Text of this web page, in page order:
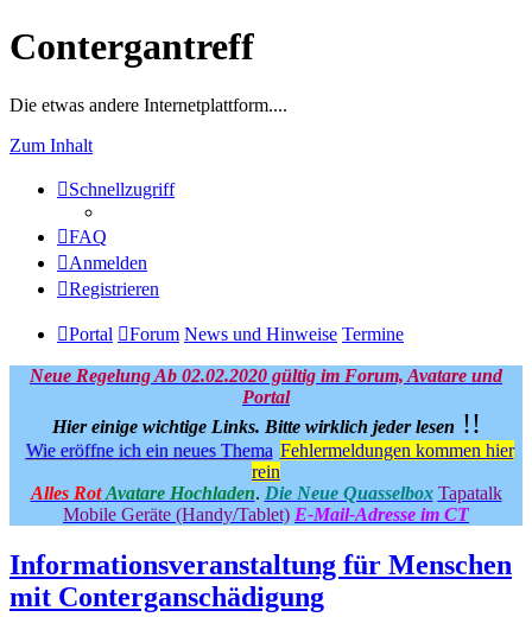
Contergantreff
Die etwas andere Internetplattform....
Zum Inhalt
Schnellzugriff
FAQ
Anmelden
Registrieren
Portal Forum News und Hinweise Termine
Neue Regelung Ab 02.02.2020 gültig im Forum, Avatare und
Portal
Hier einige wichtige Links. Bitte wirklich jeder lesen !!
Wie eröffne ich ein neues Thema Fehlermeldungen kommen hier
rein
Alles Rot Avatare Hochladen. Die Neue Quasselbox Tapatalk
Mobile Geräte (Handy/Tablet) E-Mail-Adresse im CT
Informationsveranstaltung für Menschen
mit Conterganschädigung